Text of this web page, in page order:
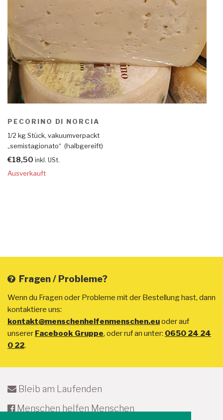
PECORINO DI NORCIA
1/2 kg Stück, vakuumverpackt
„semistagionato“ (halbgereift)
€18,50 inkl. USt.
Ausverkauft
Fragen / Probleme?
Wenn du Fragen oder Probleme mit der Bestellung hast, dann
kontaktiere uns:
kontakt@menschenhelfenmenschen.euoder auf
unserer Facebook Gruppe, oder ruf an unter: 0650 24 24
0 22.
Bleib am Laufenden
Menschen helfen Menschen